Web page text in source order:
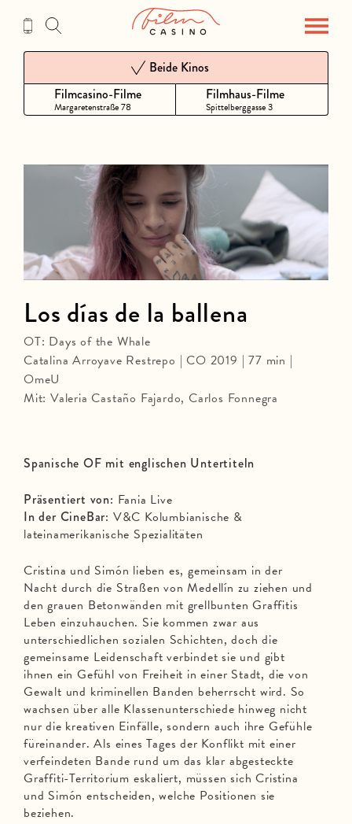
Inhalt
Filmcasino-Filme
Margaretenstraße 78
Beide Kinos
Filmhaus-Filme
Spittelberggasse 3
Spanische OF mit englischen Untertiteln
Präsentiert von: Fania Live
In der CineBar: V&C Kolumbianische &
lateinamerikanische Spezialitäten
Cristina und Simón lieben es, gemeinsam in der
Nacht durch die Straßen von Medellín zu ziehen und
den grauen Betonwänden mit grellbunten Graffitis
Leben einzuhauchen. Sie kommen zwar aus
unterschiedlichen sozialen Schichten, doch die
gemeinsame Leidenschaft verbindet sie und gibt
ihnen ein Gefühl von Freiheit in einer Stadt, die von
Gewalt und kriminellen Banden beherrscht wird. So
wachsen über alle Klassenunterschiede hinweg nicht
nur die kreativen Einfälle, sondern auch ihre Gefühle
füreinander. Als eines Tages der Konflikt mit einer
verfeindeten Bande rund um das klar abgesteckte
Graffiti-Territorium eskaliert, müssen sich Cristina
und Simón entscheiden, welche Positionen sie
beziehen.
Los días de la ballena
OT: Days of the Whale
Catalina Arroyave Restrepo | CO 2019 | 77 min |
OmeU
Mit: Valeria Castaño Fajardo, Carlos Fonnegra